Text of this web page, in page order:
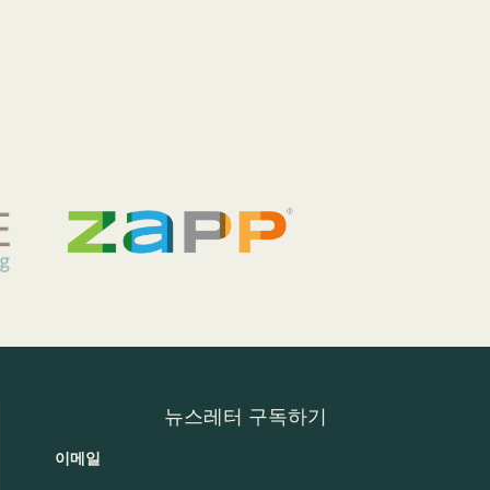
뉴스레터 구독하기
이메일